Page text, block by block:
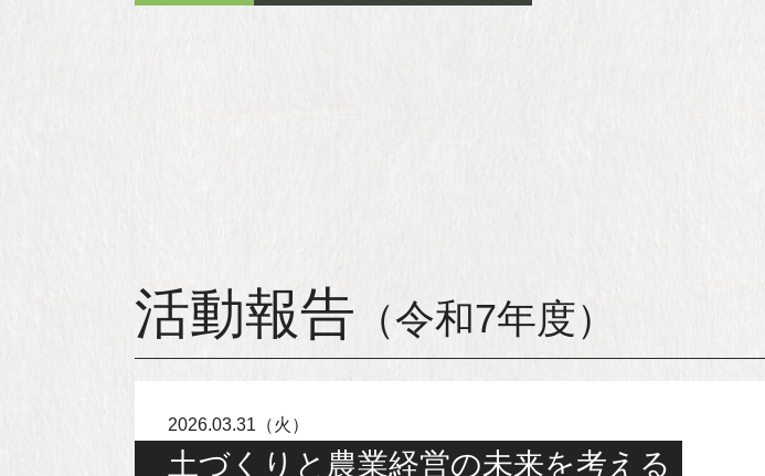
活動報告 （令和7年度）
2026.03.31（火）
土づくりと農業経営の未来を考える